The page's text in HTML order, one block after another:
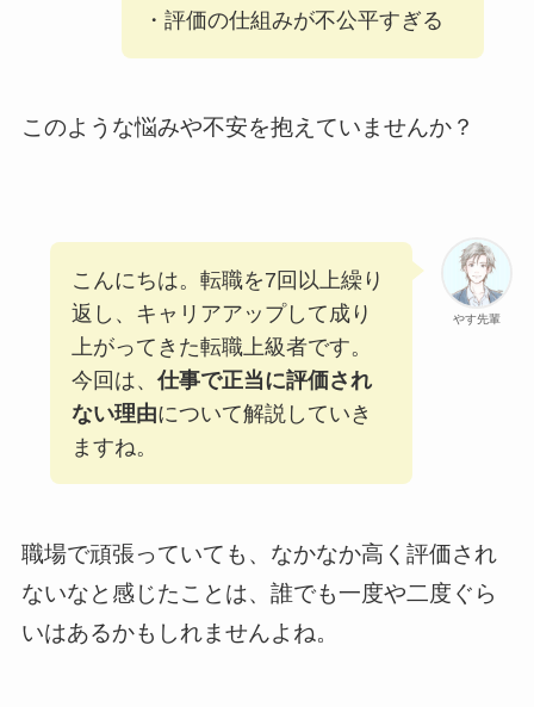
・評価の仕組みが不公平すぎる
このような悩みや不安を抱えていませんか？
やす先輩
こんにちは。転職を7回以上繰り
返し、キャリアアップして成り
上がってきた転職上級者です。
今回は、 仕事で正当に評価され
ない理由について解説していき
ますね。
職場で頑張っていても、なかなか高く評価され
ないなと感じたことは、誰でも一度や二度ぐら
いはあるかもしれませんよね。